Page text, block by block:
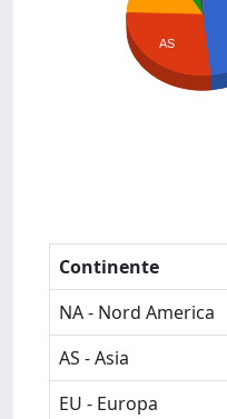
AS
Continente
NA - Nord America
AS - Asia
EU - Europa